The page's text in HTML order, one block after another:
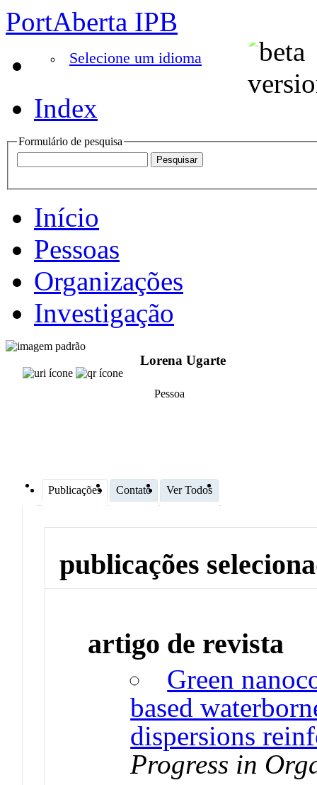
PortAberta IPB
Selecione um idioma
Index
Formulário de pesquisa
Início
Pessoas
Organizações
Investigação
Lorena Ugarte
Pessoa
Publicações Contato Ver Todos
publicações
artigo de revista
Green
based
dispersions
Progress in